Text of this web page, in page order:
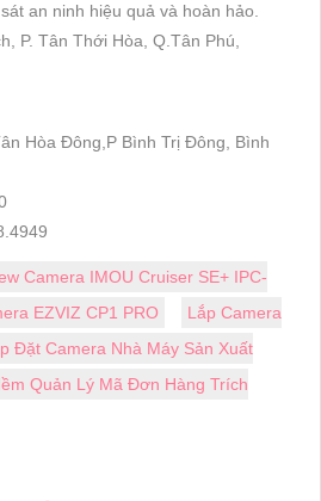
an ninh hiệu quả và hoàn hảo.
P. Tân Thới Hòa, Q.Tân Phú,
Hòa Đông,P Bình Trị Đông, Bình
Camera IMOU Cruiser SE+ IPC-
EZVIZ CP1 PRO
Lắp Camera
Đặt Camera Nhà Máy Sản Xuất
Quản Lý Mã Đơn Hàng Trích